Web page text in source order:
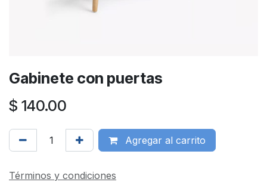
Gabinete con puertas
$ 140.00
Agregar al carrito
Términos y condiciones